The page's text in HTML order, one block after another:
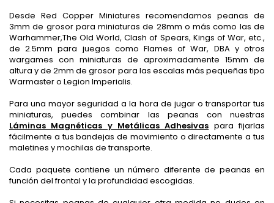
Desde Red Copper Miniatures recomendamos peanas de
3mm de grosor para miniaturas de 28mm o más como las de
Warhammer,The Old World, Clash of Spears, Kings of War, etc.,
de 2.5mm para juegos como Flames of War, DBA y otros
wargames con miniaturas de aproximadamente 15mm de
altura y de 2mm de grosor para las escalas más pequeñas tipo
Warmaster o Legion Imperialis.
Para una mayor seguridad a la hora de jugar o transportar tus
miniaturas, puedes combinar las peanas con nuestras
Láminas Magnéticas y Metálicas Adhesivas para fijarlas
fácilmente a tus bandejas de movimiento o directamente a tus
maletines y mochilas de transporte.
Cada paquete contiene un número diferente de peanas en
función del frontal y la profundidad escogidas.